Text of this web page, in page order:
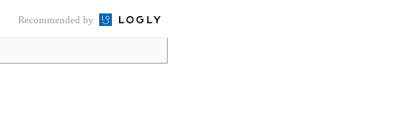
Recommended by